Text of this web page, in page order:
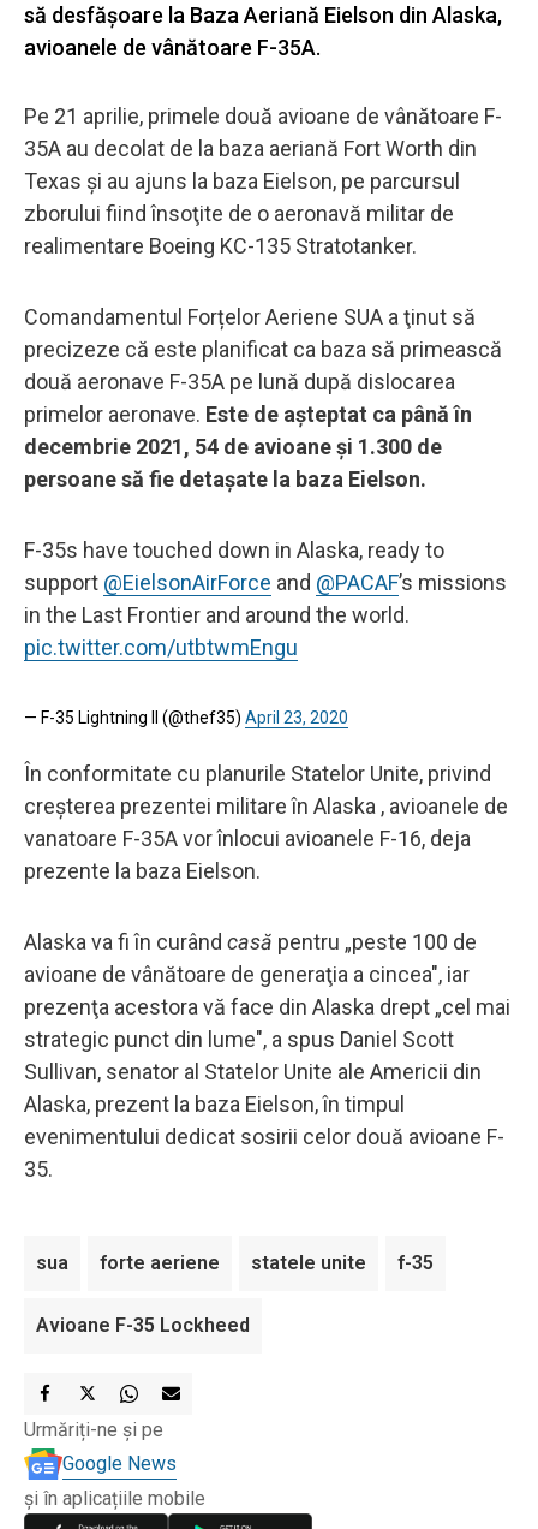
să desfășoare la Baza Aeriană Eielson din Alaska,
avioanele de vânătoare F-35A.
Pe 21 aprilie, primele două avioane de vânătoare F-
35A au decolat de la baza aeriană Fort Worth din
Texas şi au ajuns la baza Eielson, pe parcursul
zborului fiind însoţite de o aeronavă militar de
realimentare Boeing KC-135 Stratotanker.
Comandamentul Forțelor Aeriene SUA a ţinut să
precizeze că este planificat ca baza să primească
două aeronave F-35A pe lună după dislocarea
primelor aeronave. Este de așteptat ca până în
decembrie 2021, 54 de avioane și 1.300 de
persoane să fie detaşate la baza Eielson.
F-35s have touched down in Alaska, ready to
support @EielsonAirForce and @PACAF’s missions
in the Last Frontier and around the world.
pic.twitter.com/utbtwmEngu
— F-35 Lightning II (@thef35) April 23, 2020
În conformitate cu planurile Statelor Unite, privind
creşterea prezentei militare în Alaska , avioanele de
vanatoare F-35A vor înlocui avioanele F-16, deja
prezente la baza Eielson.
Alaska va fi în curând casă pentru „peste 100 de
avioane de vânătoare de generaţia a cincea", iar
prezenţa acestora vă face din Alaska drept „cel mai
strategic punct din lume", a spus Daniel Scott
Sullivan, senator al Statelor Unite ale Americii din
Alaska, prezent la baza Eielson, în timpul
evenimentului dedicat sosirii celor două avioane F-
35.
sua forte aeriene statele unite f-35
Avioane F-35 Lockheed
Urmăriți-ne și pe
Google News
și în aplicațiile mobile